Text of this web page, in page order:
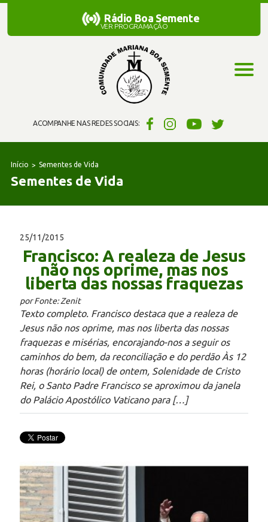
ACOMPANHE NAS REDES SOCIAIS:
Rádio Boa Semente
Rádio Boa Semente
VER PROGRAMAÇÃO
Início Sementes de Vida
Sementes de Vida
25/11/2015
Francisco: A realeza de Jesus
não nos oprime, mas nos
liberta das nossas fraquezas
por Fonte: Zenit
Texto completo. Francisco destaca que a realeza de
Jesus não nos oprime, mas nos liberta das nossas
fraquezas e misérias, encorajando-nos a seguir os
caminhos do bem, da reconciliação e do perdão Às 12
horas (horário local) de ontem, Solenidade de Cristo
Rei, o Santo Padre Francisco se aproximou da janela
do Palácio Apostólico Vaticano para […]